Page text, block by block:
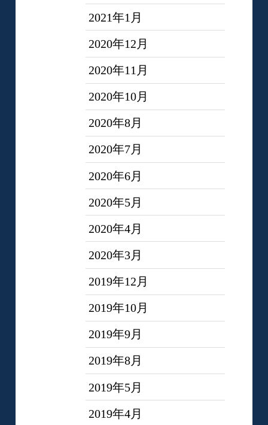
2021年1月
2020年12月
2020年11月
2020年10月
2020年8月
2020年7月
2020年6月
2020年5月
2020年4月
2020年3月
2019年12月
2019年10月
2019年9月
2019年8月
2019年5月
2019年4月